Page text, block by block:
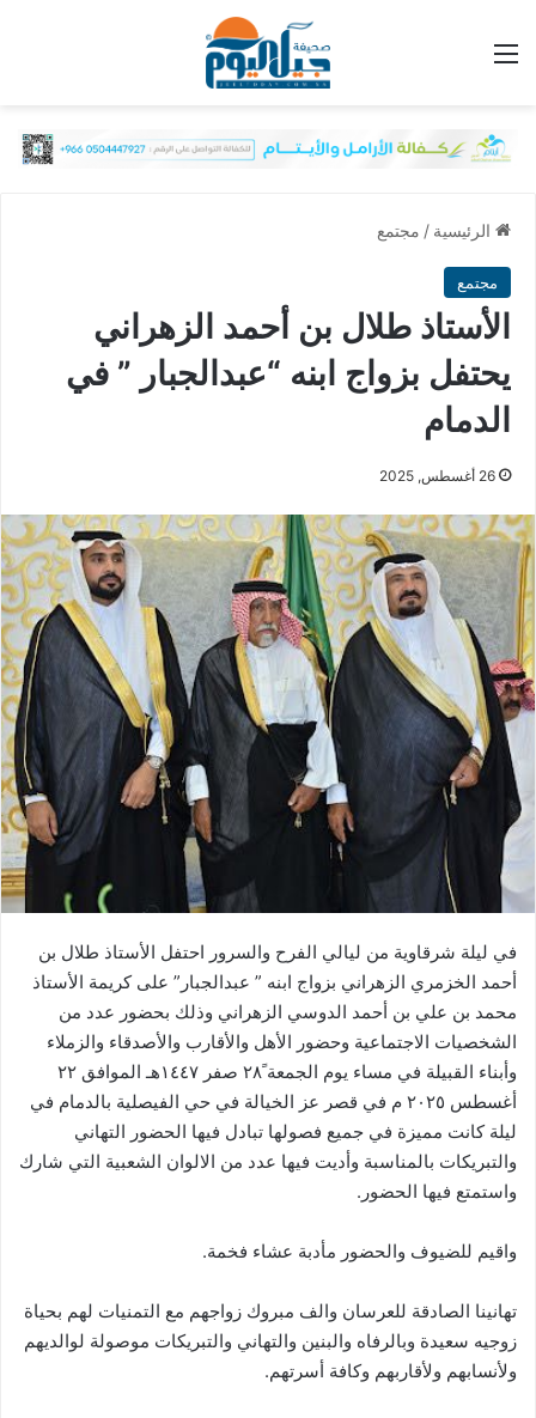
الرئيسية / مجتمع
مجتمع
الأستاذ طلال بن أحمد الزهراني
يحتفل بزواج ابنه “عبدالجبار ” في
الدمام
26 أغسطس, 2025
في ليلة شرقاوية من ليالي الفرح والسرور احتفل الأستاذ طلال بن
أحمد الخزمري الزهراني بزواج ابنه ” عبدالجبار” على كريمة الأستاذ
محمد بن علي بن أحمد الدوسي الزهراني وذلك بحضور عدد من
الشخصيات الاجتماعية وحضور الأهل والأقارب والأصدقاء والزملاء
وأبناء القبيلة في مساء يوم الجمعة ً٢٨ صفر ١٤٤٧هـ الموافق ٢٢
أغسطس ٢٠٢٥ م في قصر عز الخيالة في حي الفيصلية بالدمام في
ليلة كانت مميزة في جميع فصولها تبادل فيها الحضور التهاني
والتبريكات بالمناسبة وأديت فيها عدد من الالوان الشعبية التي شارك
واستمتع فيها الحضور.
واقيم للضيوف والحضور مأدبة عشاء فخمة.
تهانينا الصادقة للعرسان والف مبروك زواجهم مع التمنيات لهم بحياة
زوجيه سعيدة وبالرفاه والبنين والتهاني والتبريكات موصولة لوالديهم
ولأنسابهم ولأقاربهم وكافة أسرتهم.